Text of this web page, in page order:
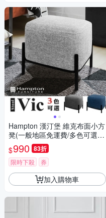
Hampton 漢汀堡 維克布面小方
凳(一般地區免運費/多色可選/
椅凳/方凳)
$990 83折
限時下殺 券
加入購物車